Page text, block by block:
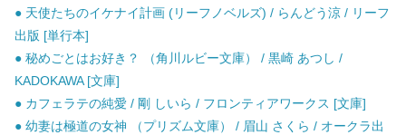
● 天使たちのイケナイ計画 (リーフノベルズ) / らんどう涼 / リーフ
出版 [単行本]
● 秘めごとはお好き？ （角川ルビー文庫） / 黒崎 あつし /
KADOKAWA [文庫]
● カフェラテの純愛 / 剛 しいら / フロンティアワークス [文庫]
● 幼妻は極道の女神 （プリズム文庫） / 眉山 さくら / オークラ出